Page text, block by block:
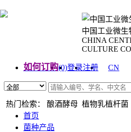
中国工业微
CHINA
CULTURE
如何订购(0)登录注册
CN
热门检索： 酿酒酵母 植物乳植杆
首页
菌种产品